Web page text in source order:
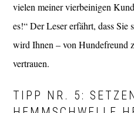
vielen meiner vierbeinigen
es!“ Der Leser erfährt, dass Sie
wird Ihnen – von Hundefreund
vertrauen.
TIPP NR. 5: